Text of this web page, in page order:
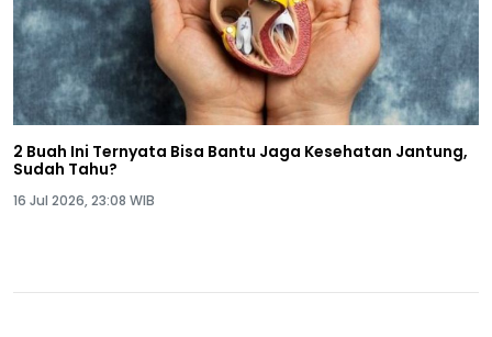
2 Buah Ini Ternyata Bisa Bantu Jaga Kesehatan Jantung,
Sudah Tahu?
16 Jul 2026, 23:08 WIB